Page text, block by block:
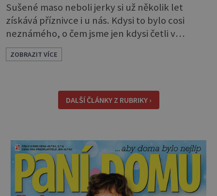
Sušené maso neboli jerky si už několik let
získává příznivce i u nás. Kdysi to bylo cosi
neznámého, o čem jsme jen kdysi četli v
knihách o americkém západě. Dneska si je
můžeme klidně koupit, ale také, což je ještě
během dne a určitě se vám hodí na výletě,
protože v batohu nezabere téměř žádné místo
ZOBRAZIT VÍCE
DALŠÍ ČLÁNKY Z RUBRIKY ›